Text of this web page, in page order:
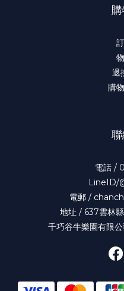
退
購
電話 /
LineID/
電郵 /
地址 / 637雲林
千巧谷牛樂園有限